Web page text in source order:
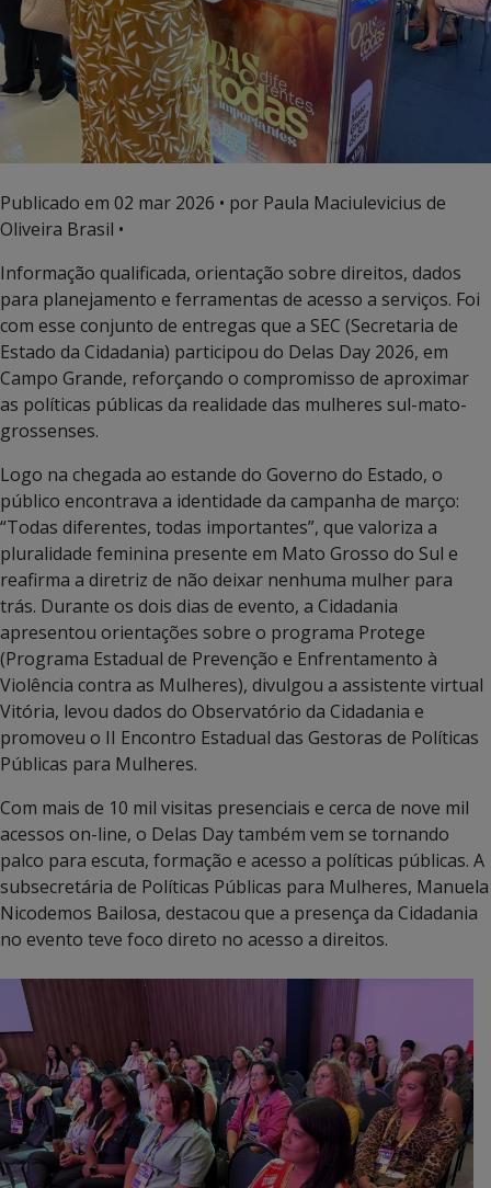
Publicado em 02 mar 2026 • por Paula Maciulevicius de
Oliveira Brasil •
Informação qualificada, orientação sobre direitos, dados
para planejamento e ferramentas de acesso a serviços. Foi
com esse conjunto de entregas que a SEC (Secretaria de
Estado da Cidadania) participou do Delas Day 2026, em
Campo Grande, reforçando o compromisso de aproximar
as políticas públicas da realidade das mulheres sul-mato-
grossenses.
Logo na chegada ao estande do Governo do Estado, o
público encontrava a identidade da campanha de março:
“Todas diferentes, todas importantes”, que valoriza a
pluralidade feminina presente em Mato Grosso do Sul e
reafirma a diretriz de não deixar nenhuma mulher para
trás. Durante os dois dias de evento, a Cidadania
apresentou orientações sobre o programa Protege
(Programa Estadual de Prevenção e Enfrentamento à
Violência contra as Mulheres), divulgou a assistente virtual
Vitória, levou dados do Observatório da Cidadania e
promoveu o II Encontro Estadual das Gestoras de Políticas
Públicas para Mulheres.
Com mais de 10 mil visitas presenciais e cerca de nove mil
acessos on-line, o Delas Day também vem se tornando
palco para escuta, formação e acesso a políticas públicas. A
subsecretária de Políticas Públicas para Mulheres, Manuela
Nicodemos Bailosa, destacou que a presença da Cidadania
no evento teve foco direto no acesso a direitos.